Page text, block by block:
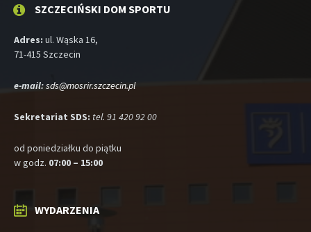
SZCZECIŃSKI DOM SPORTU
Adres: ul. Wąska 16,
71-415 Szczecin
e-mail:sds@mosrir.szczecin.pl
Sekretariat SDS: tel. 91 420 92 00
od poniedziałku do piątku
w godz. 07:00 – 15:00
WYDARZENIA